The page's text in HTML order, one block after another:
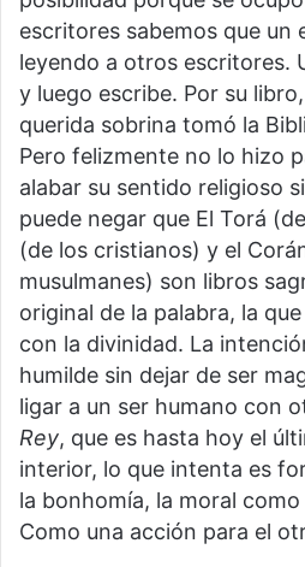
escritores sabemos que un
leyendo a otros escritores.
y luego escribe. Por su
querida sobrina tomó la
Pero felizmente no lo hizo
alabar su sentido religioso
puede negar que El Torá
(de los cristianos) y el
musulmanes) son libros
original de la palabra, la
con la divinidad. La
humilde sin dejar de ser
ligar a un ser humano con
Rey, que es hasta hoy el
interior, lo que intenta es
la bonhomía, la moral
Como una acción para el